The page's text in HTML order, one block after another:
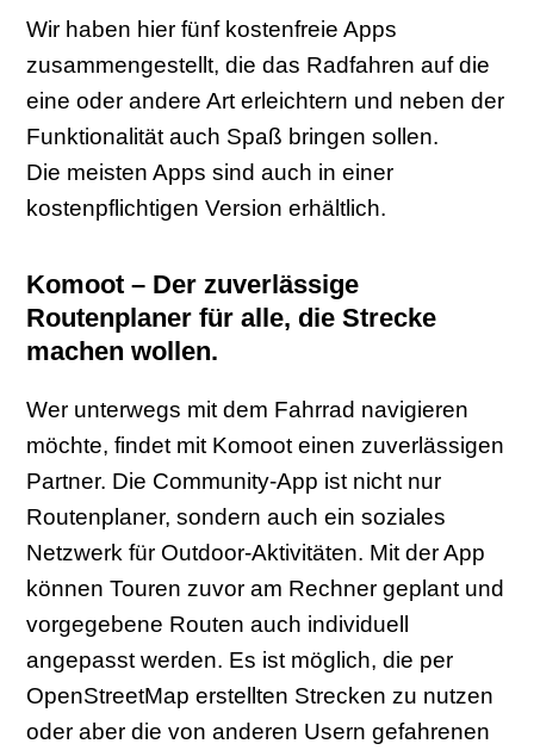
Wir haben hier fünf kostenfreie Apps
zusammengestellt, die das Radfahren auf die
eine oder andere Art erleichtern und neben der
Funktionalität auch Spaß bringen sollen.
Die meisten Apps sind auch in einer
kostenpflichtigen Version erhältlich.
Komoot – Der zuverlässige
Routenplaner für alle, die Strecke
machen wollen.
Wer unterwegs mit dem Fahrrad navigieren
möchte, findet mit Komoot einen zuverlässigen
Partner. Die Community-App ist nicht nur
Routenplaner, sondern auch ein soziales
Netzwerk für Outdoor-Aktivitäten. Mit der App
können Touren zuvor am Rechner geplant und
vorgegebene Routen auch individuell
angepasst werden. Es ist möglich, die per
OpenStreetMap erstellten Strecken zu nutzen
oder aber die von anderen Usern gefahrenen